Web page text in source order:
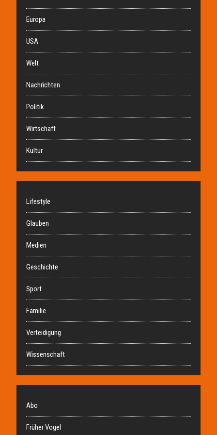
Europa
USA
Welt
Nachrichten
Politik
Wirtschaft
Kultur
Lifestyle
Glauben
Medien
Geschichte
Sport
Familie
Verteidigung
Wissenschaft
Abo
Früher Vogel